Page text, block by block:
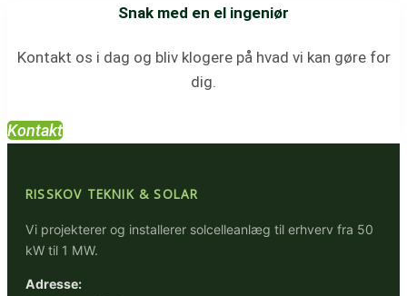
Snak med en el ingeniør
Kontakt os i dag og bliv klogere på hvad vi kan gøre for
dig.
Kontakt
RISSKOV TEKNIK & SOLAR
Vi projekterer og installerer solcelleanlæg til erhverv fra 50
kW til 1 MW.
Adresse: